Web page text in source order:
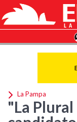
La Pampa
"La